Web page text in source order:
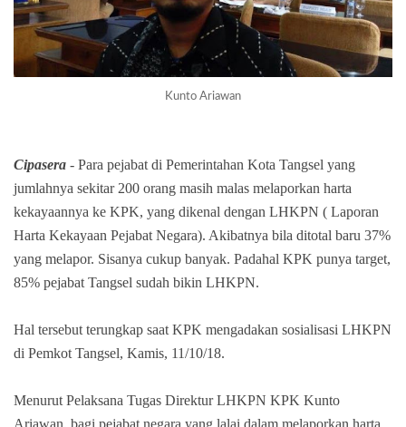
Kunto Ariawan
Cipasera - Para pejabat di Pemerintahan Kota Tangsel yang
jumlahnya sekitar 200 orang masih malas melaporkan harta
kekayaannya ke KPK, yang dikenal dengan LHKPN ( Laporan
Harta Kekayaan Pejabat Negara). Akibatnya bila ditotal baru 37%
yang melapor. Sisanya cukup banyak. Padahal KPK punya target,
85% pejabat Tangsel sudah bikin LHKPN.
Hal tersebut terungkap saat KPK mengadakan sosialisasi LHKPN
di Pemkot Tangsel, Kamis, 11/10/18.
Menurut Pelaksana Tugas Direktur LHKPN KPK Kunto
Ariawan, bagi pejabat negara yang lalai dalam melaporkan harta